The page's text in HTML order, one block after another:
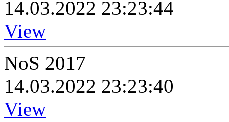
14.03.2022 23:23:44
View
NoS 2017
14.03.2022 23:23:40
View